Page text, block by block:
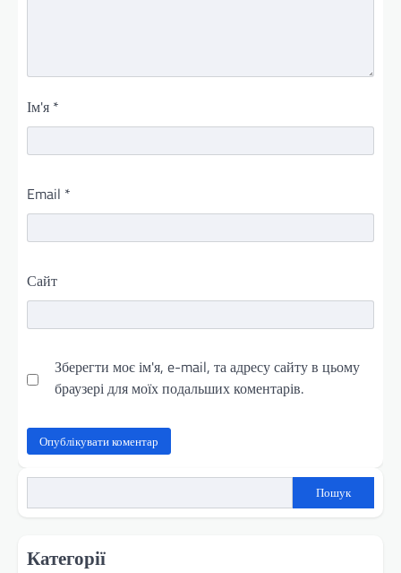
Ім'я *
Email *
Сайт
Зберегти моє ім'я, e-mail, та адресу сайту в цьому
браузері для моїх подальших коментарів.
Пошук
Категорії